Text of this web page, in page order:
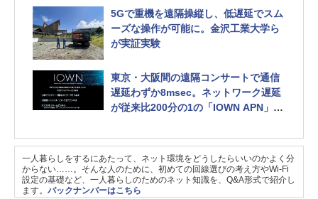
5Gで重機を遠隔操縦し、低遅延でスム
ーズな操作が可能に。金沢工業大学ら
が実証実験
東京・大阪間の遠隔コンサートで通信
遅延わずか8msec。ネットワーク遅延
が従来比200分の1の「IOWN APN」と
一人暮らしをするにあたって、ネット環境をどうしたらいいのかよく分
からない……。そんな人のために、初めての回線選びの考え方やWi-Fi
設定の基礎など、一人暮らしのためのネット知識を、Q&A形式で紹介し
ます。 バックナンバーはこちら